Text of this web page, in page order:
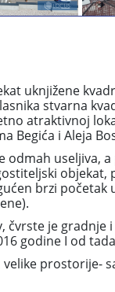
uknjižene
stvarna
atraktivnoj
Begića i Aleja
odmah useljiva,
brzi
čvrste je
godine I od
prostorije-